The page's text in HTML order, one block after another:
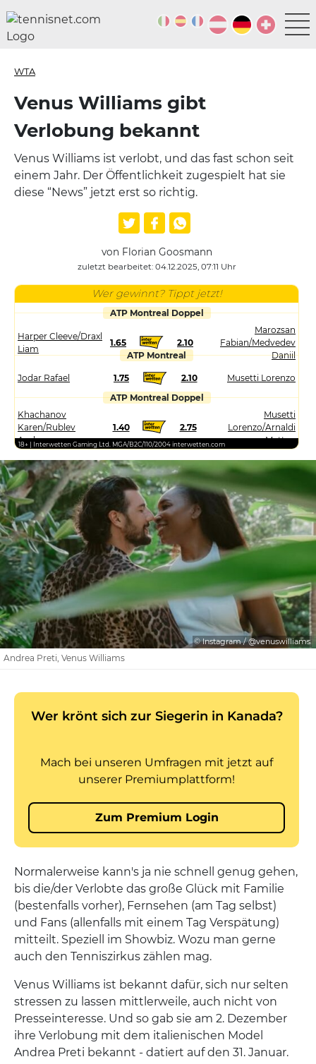
WTA
Venus Williams gibt
Verlobung bekannt
Venus Williams ist verlobt, und das fast schon seit
einem Jahr. Der Öffentlichkeit zugespielt hat sie
diese “News” jetzt erst so richtig.
von Florian Goosmann
zuletzt bearbeitet: 04.12.2025, 07:11 Uhr
Wer gewinnt? Tippt jetzt!
ATP Montreal Doppel
Harper Cleeve/Draxl
Liam
1.65 2.10
Marozsan
Fabian/Medvedev
Daniil
ATP Montreal
Jodar Rafael 1.75 2.10
Musetti Lorenzo
ATP Montreal Doppel
Khachanov
Karen/Rublev
Andrey
1.40 2.75
Musetti
Lorenzo/Arnaldi
Matteo
18+ | Interwetten Gaming Ltd. MGA/B2C/110/2004 interwetten.com
© Instagram / @venuswilliams
Andrea Preti, Venus Williams
Normalerweise kann's ja nie schnell genug gehen,
bis die/der Verlobte das große Glück mit Familie
(bestenfalls vorher), Fernsehen (am Tag selbst)
und Fans (allenfalls mit einem Tag Verspätung)
mitteilt. Speziell im Showbiz. Wozu man gerne
auch den Tenniszirkus zählen mag.
Venus Williams ist bekannt dafür, sich nur selten
stressen zu lassen mittlerweile, auch nicht von
Presseinteresse. Und so gab sie am 2. Dezember
ihre Verlobung mit dem italienischen Model
Andrea Preti bekannt - datiert auf den 31. Januar.